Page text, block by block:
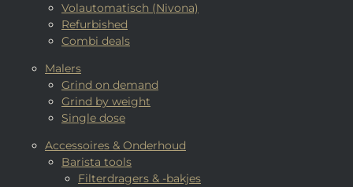
Volautomatisch (Nivona)
Refurbished
Combi deals
Malers
Grind on demand
Grind by weight
Single dose
Accessoires & Onderhoud
Barista tools
Filterdragers & -bakjes